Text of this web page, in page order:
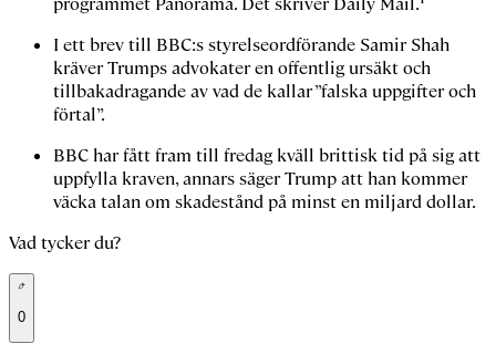
I ett brev till BBC:s styrelseordförande Samir Shah
kräver Trumps advokater en offentlig ursäkt och
tillbakadragande av vad de kallar ”falska uppgifter och
förtal”.
BBC har fått fram till fredag kväll brittisk tid på sig att
uppfylla kraven, annars säger Trump att han kommer
väcka talan om skadestånd på minst en miljard dollar.
Vad tycker du?
0